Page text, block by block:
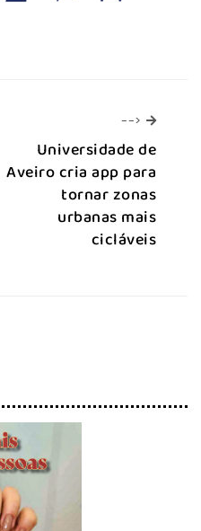
--> -->
Universidade de
Aveiro cria app para
tornar zonas
urbanas mais
cicláveis